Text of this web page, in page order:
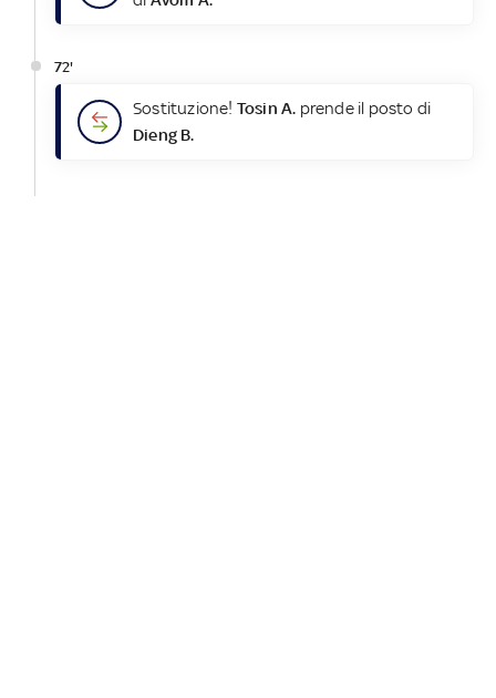
72'
Sostituzione! Tosin A. prende il posto di
Dieng B.